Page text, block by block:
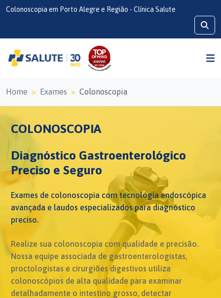
Colonoscopia em Porto Alegre e Região - Clínica Salute
Home Exames Colonoscopia
COLONOSCOPIA
Diagnóstico Gastroenterológico
Preciso e Seguro
Exames de colonoscopia com tecnologia endoscópica
avançada e laudos especializados para diagnóstico
preciso.
Realize sua colonoscopia com qualidade e precisão.
Nossa equipe associada de gastroenterologistas,
proctologistas e cirurgiões digestivos utiliza
colonoscópios de alta qualidade para examinar
detalhadamente o intestino grosso, detectar